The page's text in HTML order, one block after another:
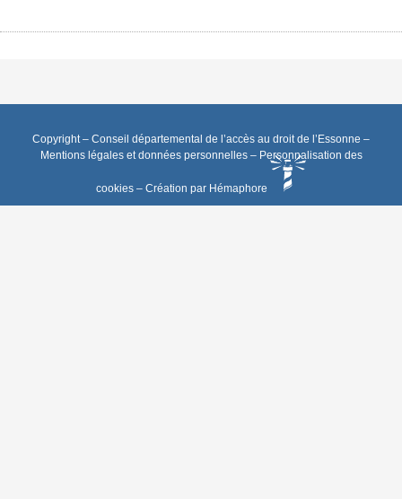
Copyright – Conseil départemental de l’accès au droit de l’Essonne –
Mentions légales et données personnelles– Personnalisation des
cookies – Création par Hémaphore